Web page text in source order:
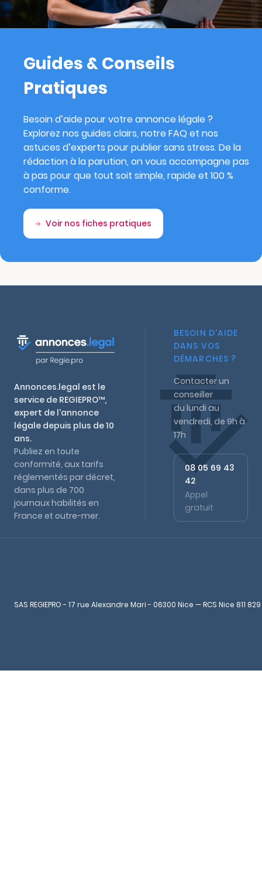
Guides & Conseils
Pratiques
Besoin d’aide pour votre annonce légale ?
Explorez nos guides clairs, notre FAQ et nos
astuces d’experts pour publier sans stress. De la
rédaction à la parution, on vous accompagne pas
à pas pour que tout soit simple, rapide et 100 %
conforme.
Voir nos fiches pratiques
Annonces.legal est le
service de REGIEPRO™,
expert de l'annonce
légale depuis plus de 10
ans.
Publiez en toute
conformité, aux tarifs
réglementés par décret,
dans plus de 700
journaux habilités en
France et outre-mer.
BESOIN D'AIDE
DANS VOS
DÉMARCHES ?
Contacter un
conseiller
du lundi au
vendredi, de 9h à
17h
08 05 69 43
42
Appel
gratuit
SAS REGIEPRO - 17 rue Alexandre Mari - 06300 Nice — RCS Nice 811